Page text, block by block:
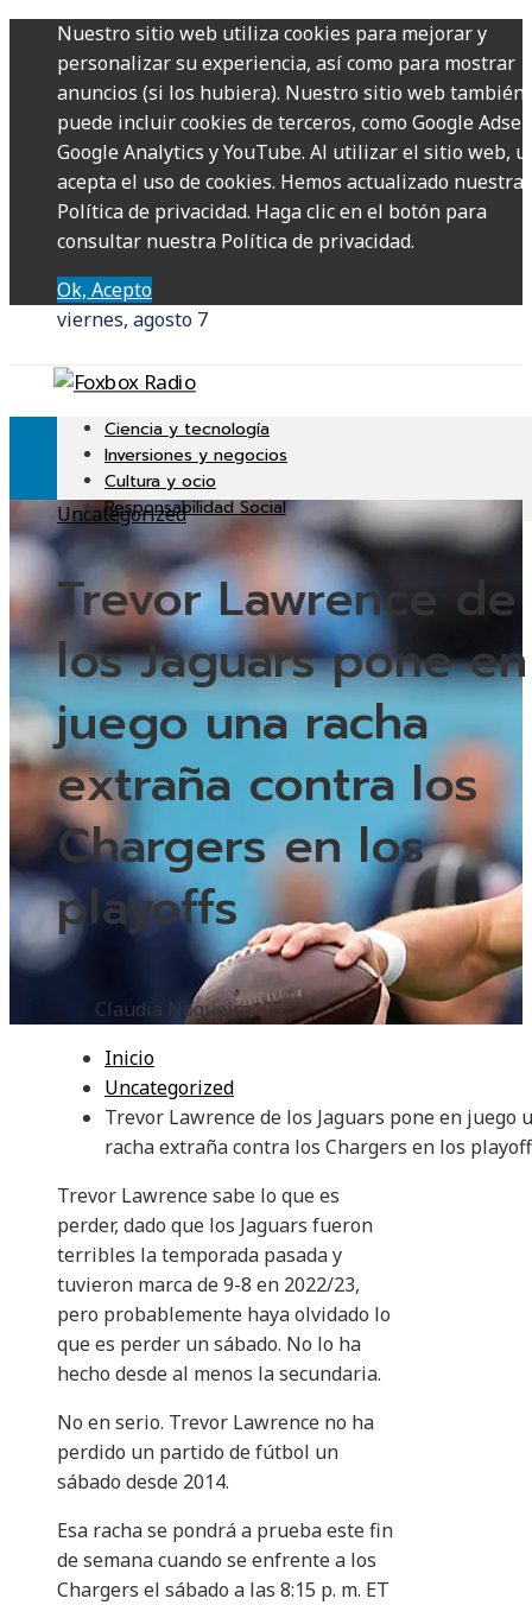
Nuestro sitio web utiliza cookies para mejorar y
personalizar su experiencia, así como para mostrar
anuncios (si los hubiera). Nuestro sitio web también
puede incluir cookies de terceros, como Google
Google Analytics y YouTube. Al utilizar el sitio web,
acepta el uso de cookies. Hemos actualizado nuestra
Política de privacidad. Haga clic en el botón para
consultar nuestra Política de privacidad.
Ok, Acepto
viernes, agosto 7
Ciencia y tecnología
Inversiones y negocios
Cultura y ocio
Responsabilidad Social
Uncategorized
Trevor Lawrence de
los Jaguars pone en
juego una racha
extraña contra los
Chargers en los
playoffs
Claudia Nogueira105
Inicio
Uncategorized
Trevor Lawrence de los Jaguars pone en juego
racha extraña contra los Chargers en los
Trevor Lawrence sabe lo que es
perder, dado que los Jaguars fueron
terribles la temporada pasada y
tuvieron marca de 9-8 en 2022/23,
pero probablemente haya olvidado lo
que es perder un sábado. No lo ha
hecho desde al menos la secundaria.
No en serio. Trevor Lawrence no ha
perdido un partido de fútbol un
sábado desde 2014.
Esa racha se pondrá a prueba este fin
de semana cuando se enfrente a los
Chargers el sábado a las 8:15 p. m. ET